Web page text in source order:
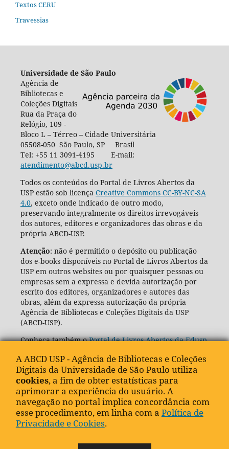
Textos CERU
Travessias
Universidade de São Paulo
Agência de
Bibliotecas e
Coleções Digitais
Rua da Praça do
Relógio, 109 -
Bloco L – Térreo – Cidade Universitária
05508-050 São Paulo, SP Brasil
Tel: +55 11 3091-4195 E-mail:
atendimento@abcd.usp.br
Todos os conteúdos do Portal de Livros Abertos da
USP estão sob licença Creative Commons CC-BY-NC-SA
4.0, exceto onde indicado de outro modo,
preservando integralmente os direitos irrevogáveis
dos autores, editores e organizadores das obras e da
própria ABCD-USP.
Atenção: não é permitido o depósito ou publicação
dos e-books disponíveis no Portal de Livros Abertos da
USP em outros websites ou por quaisquer pessoas ou
empresas sem a expressa e devida autorização por
escrito dos editores, organizadores e autores das
obras, além da expressa autorização da própria
Agência de Bibliotecas e Coleções Digitais da USP
(ABCD-USP).
Conheça também oPortal de Livros Abertos da Edusp
A ABCD USP - Agência de Bibliotecas e Coleções
Digitais da Universidade de São Paulo utiliza
cookies, a fim de obter estatísticas para
aprimorar a experiência do usuário. A
navegação no portal implica concordância com
esse procedimento, em linha com a Política de
Privacidade e Cookies.